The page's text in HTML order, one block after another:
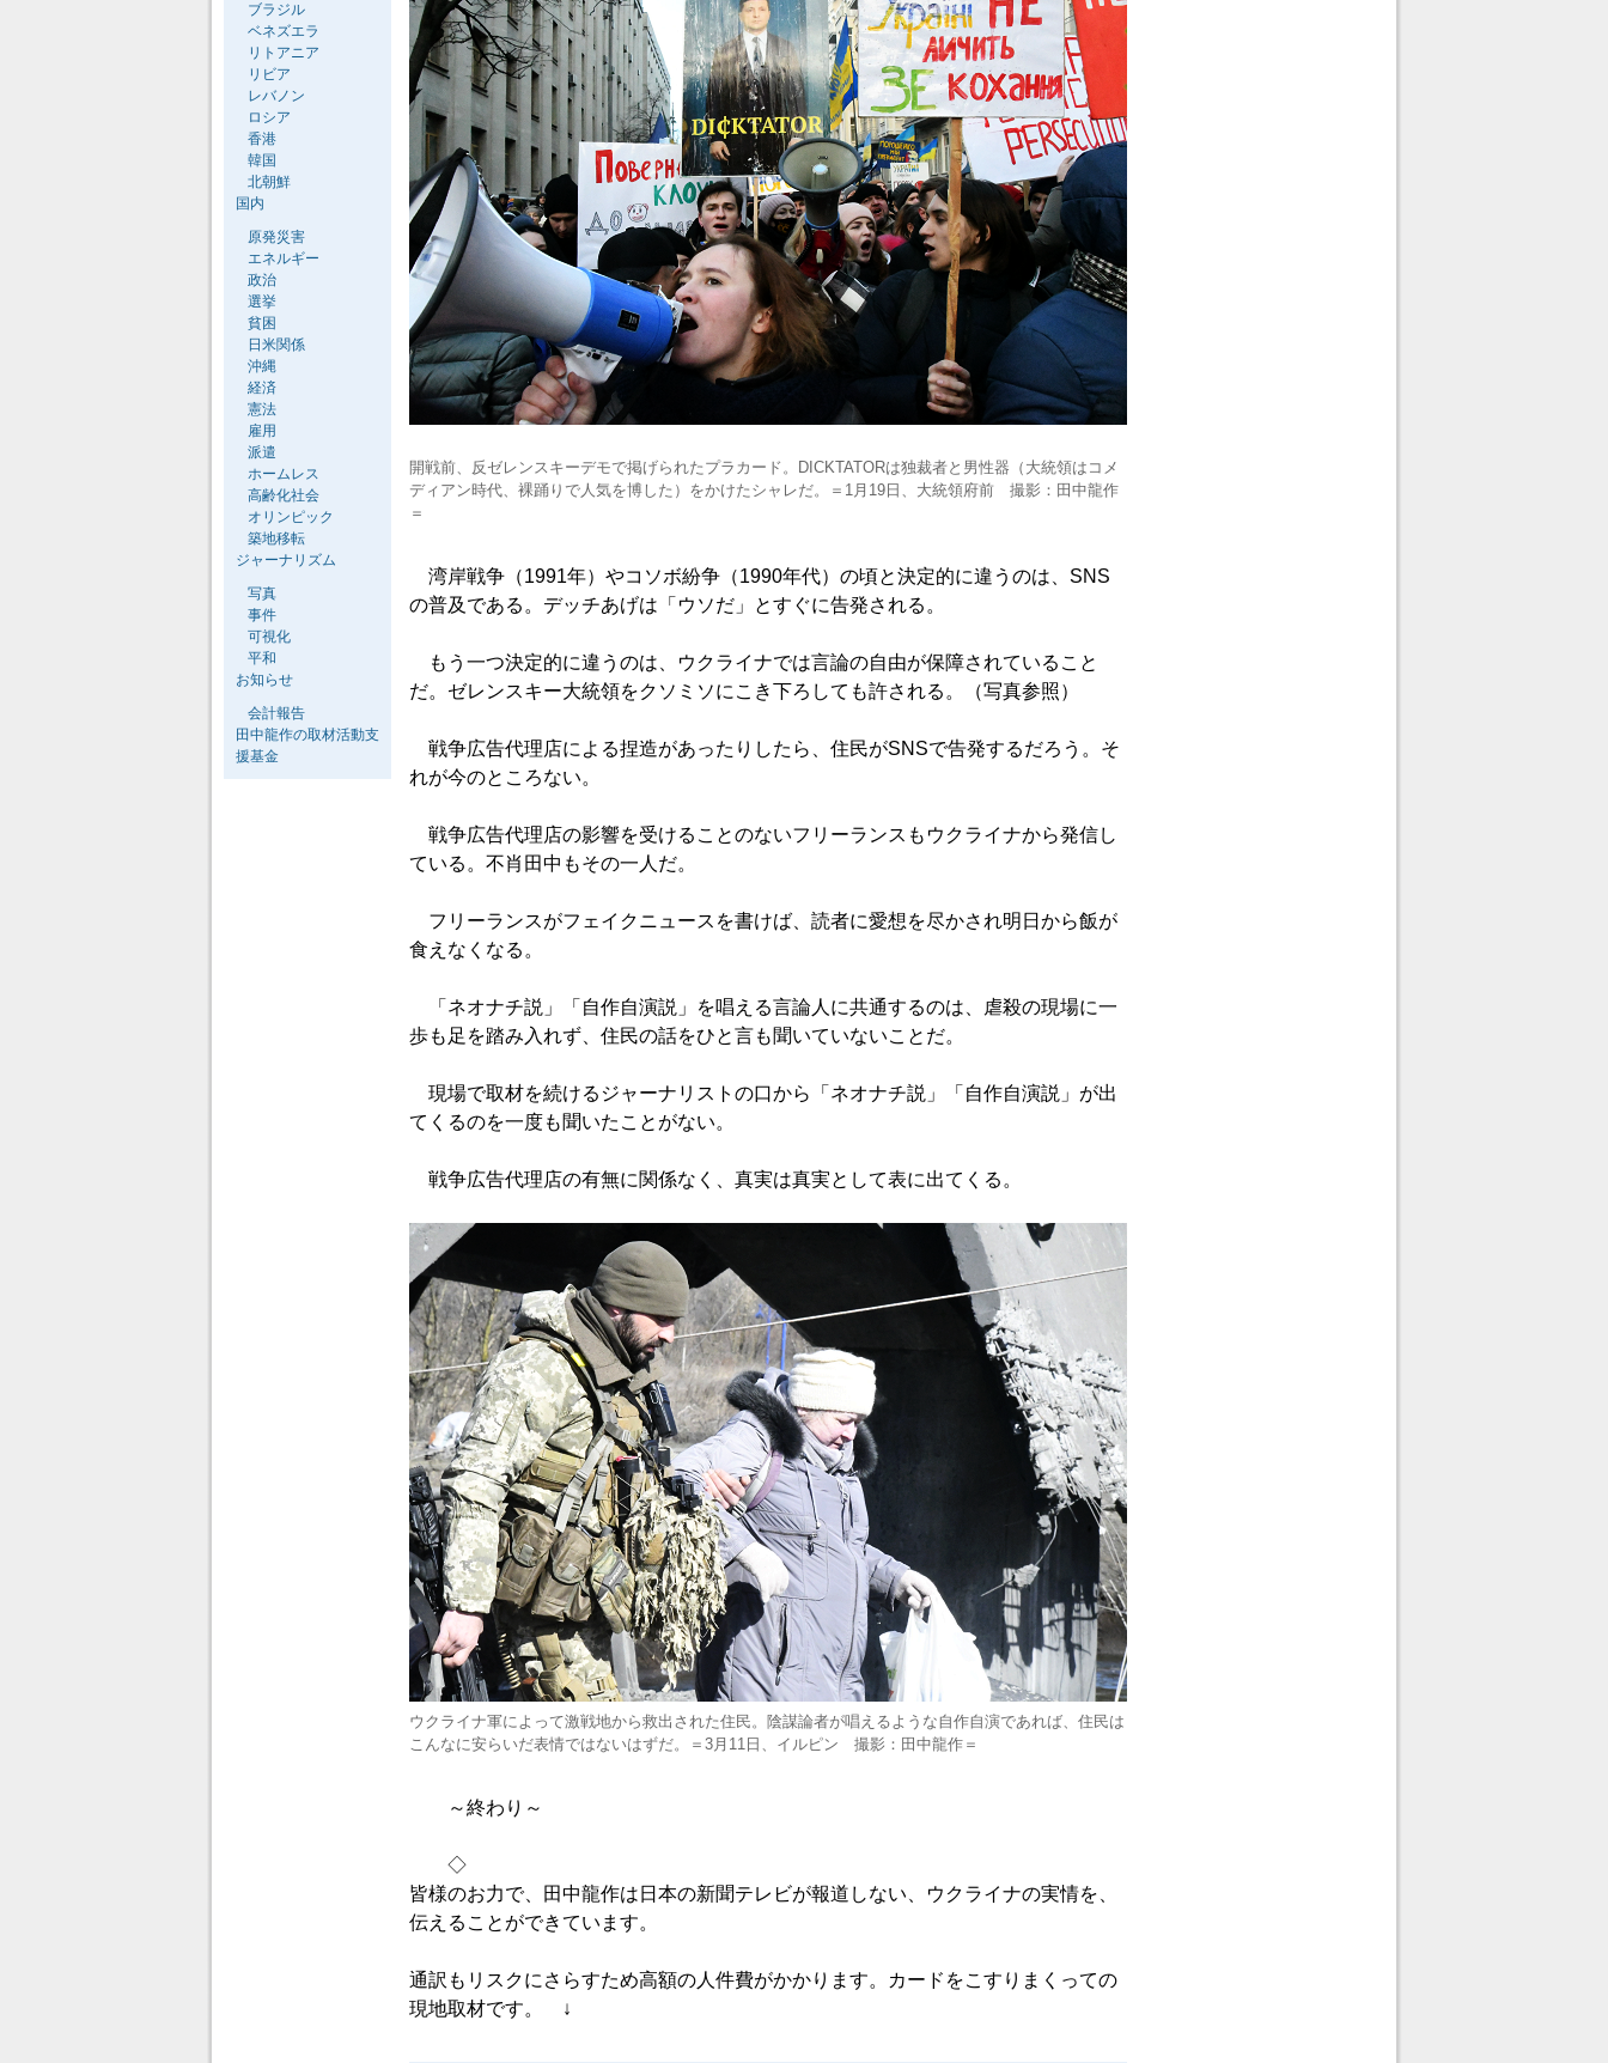
開戦前、反ゼレンスキーデモで掲げられたプラカード。DICKTATORは独裁者と男性器（大統領はコメ
ディアン時代、裸踊りで人気を博した）をかけたシャレだ。＝1月19日、大統領府前 撮影：田中龍作
＝
湾岸戦争（1991年）やコソボ紛争（1990年代）の頃と決定的に違うのは、SNS
の普及である。デッチあげは「ウソだ」とすぐに告発される。
もう一つ決定的に違うのは、ウクライナでは言論の自由が保障されていること
だ。ゼレンスキー大統領をクソミソにこき下ろしても許される。（写真参照）
戦争広告代理店による捏造があったりしたら、住民がSNSで告発するだろう。そ
れが今のところない。
戦争広告代理店の影響を受けることのないフリーランスもウクライナから発信し
ている。不肖田中もその一人だ。
フリーランスがフェイクニュースを書けば、読者に愛想を尽かされ明日から飯が
食えなくなる。
「ネオナチ説」「自作自演説」を唱える言論人に共通するのは、虐殺の現場に一
歩も足を踏み入れず、住民の話をひと言も聞いていないことだ。
現場で取材を続けるジャーナリストの口から「ネオナチ説」「自作自演説」が出
てくるのを一度も聞いたことがない。
戦争広告代理店の有無に関係なく、真実は真実として表に出てくる。
ウクライナ軍によって激戦地から救出された住民。陰謀論者が唱えるような自作自演であれば、住民は
こんなに安らいだ表情ではないはずだ。＝3月11日、イルピン 撮影：田中龍作＝
～終わり～
◇
皆様のお力で、田中龍作は日本の新聞テレビが報道しない、ウクライナの実情を、
伝えることができています。
通訳もリスクにさらすため高額の人件費がかかります。カードをこすりまくっての
現地取材です。 ↓
ブラジル
ベネズエラ
リトアニア
リビア
レバノン
ロシア
香港
韓国
北朝鮮
国内
原発災害
エネルギー
政治
選挙
貧困
日米関係
沖縄
経済
憲法
雇用
派遣
ホームレス
高齢化社会
オリンピック
築地移転
ジャーナリズム
写真
事件
可視化
平和
お知らせ
会計報告
田中龍作の取材活動支
援基金